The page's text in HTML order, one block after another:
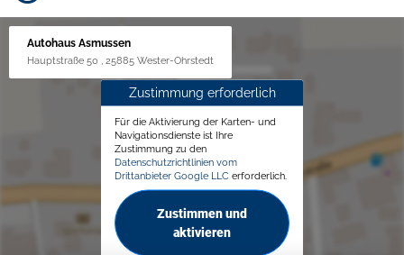
Autohaus Asmussen
Hauptstraße 50 , 25885 Wester-Ohrstedt
Zustimmung erforderlich
Für die Aktivierung der Karten- und
Navigationsdienste ist Ihre
Zustimmung zu den
Datenschutzrichtlinien vom
Drittanbieter Google LLC erforderlich.
Zustimmen und
aktivieren